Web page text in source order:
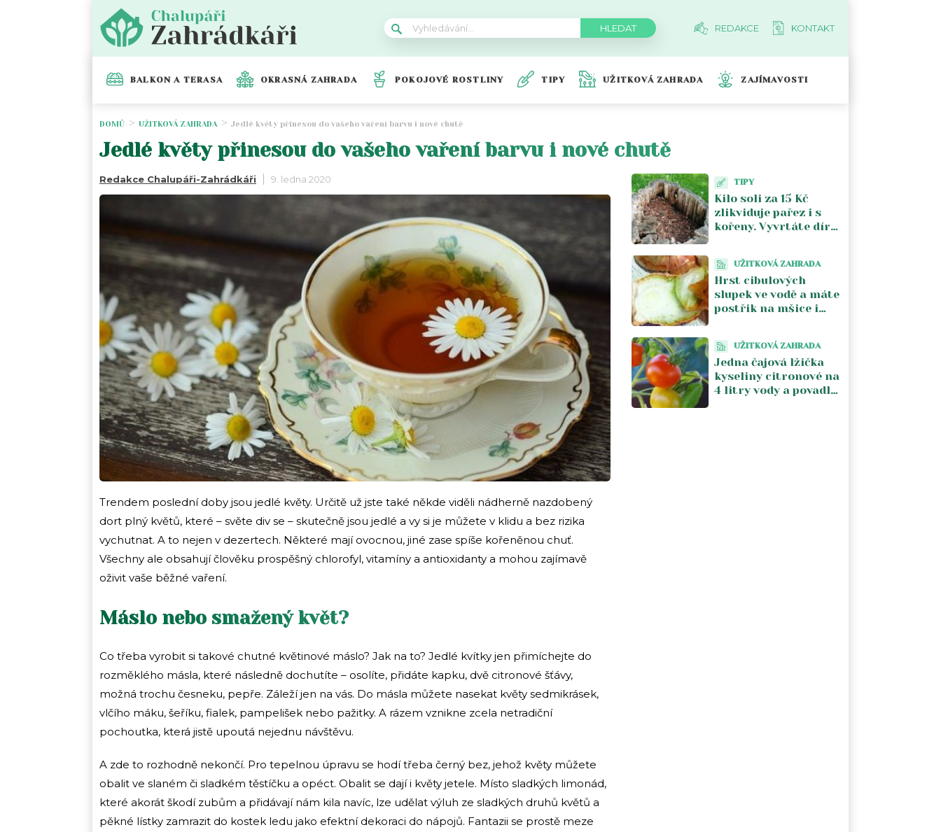
REDAKCE KONTAKT
BALKON A TERASA OKRASNÁ ZAHRADA POKOJOVÉ ROSTLINY TIPY UŽITKOVÁ ZAHRADA ZAJÍMAVOSTI
DOMŮ UŽITKOVÁ ZAHRADA Jedlé květy přinesou do vašeho vaření barvu i nové chutě
Jedlé květy přinesou do vašeho vaření barvu i nové chutě
Redakce Chalupáři-Zahrádkáři 9. ledna 2020
Trendem poslední doby jsou jedlé květy. Určitě už jste také někde viděli nádherně nazdobený
dort plný květů, které – světe div se – skutečně jsou jedlé a vy si je můžete v klidu a bez rizika
vychutnat. A to nejen v dezertech. Některé mají ovocnou, jiné zase spíše kořeněnou chuť.
Všechny ale obsahují člověku prospěšný chlorofyl, vitamíny a antioxidanty a mohou zajímavě
oživit vaše běžné vaření.
Máslo nebo smažený květ?
Co třeba vyrobit si takové chutné květinové máslo? Jak na to? Jedlé kvítky jen přimíchejte do
rozměklého másla, které následně dochutíte – osolíte, přidáte kapku, dvě citronové šťávy,
možná trochu česneku, pepře. Záleží jen na vás. Do másla můžete nasekat květy sedmikrásek,
vlčího máku, šeříku, fialek, pampelišek nebo pažitky. A rázem vznikne zcela netradiční
pochoutka, která jistě upoutá nejednu návštěvu.
A zde to rozhodně nekončí. Pro tepelnou úpravu se hodí třeba černý bez, jehož květy můžete
obalit ve slaném či sladkém těstíčku a opéct. Obalit se dají i květy jetele. Místo sladkých limonád,
které akorát škodí zubům a přidávají nám kila navíc, lze udělat výluh ze sladkých druhů květů a
pěkné lístky zamrazit do kostek ledu jako efektní dekoraci do nápojů. Fantazii se prostě meze
TIPY
Kilo soli za 15 Kč
zlikviduje pařez i s
kořeny. Vyvrtáte díry,
rukama
UŽITKOVÁ ZAHRADA
Hrst cibulových
slupek ve vodě a máte
postřik na mšice i
čtyři kroky
UŽITKOVÁ ZAHRADA
Jedna čajová lžička
kyseliny citronové na
4 litry vody a povadlá